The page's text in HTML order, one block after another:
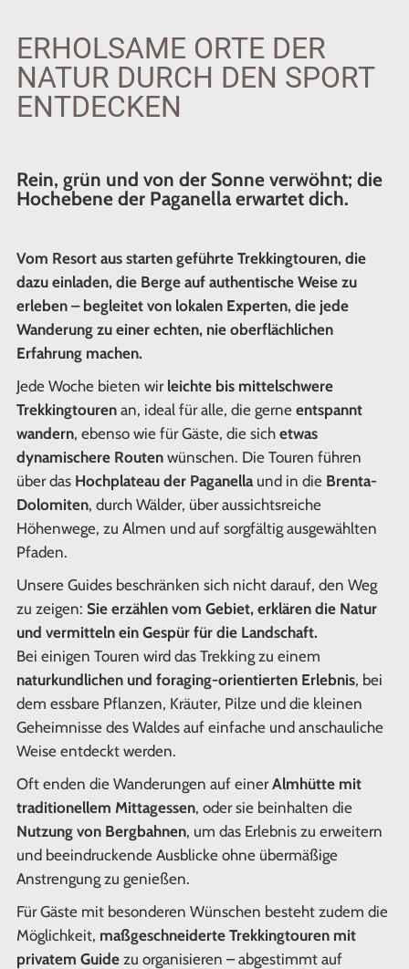
ERHOLSAME ORTE DER
NATUR DURCH DEN SPORT
ENTDECKEN
Rein, grün und von der Sonne verwöhnt; die
Hochebene der Paganella erwartet dich.
Vom Resort aus starten geführte Trekkingtouren, die
dazu einladen, die Berge auf authentische Weise zu
erleben – begleitet von lokalen Experten, die jede
Wanderung zu einer echten, nie oberflächlichen
Erfahrung machen.
Jede Woche bieten wir leichte bis mittelschwere
Trekkingtourenan, ideal für alle, die gerne entspannt
wandern, ebenso wie für Gäste, die sich etwas
dynamischere Routenwünschen. Die Touren führen
über das Hochplateau der Paganellaund in die Brenta-
Dolomiten, durch Wälder, über aussichtsreiche
Höhenwege, zu Almen und auf sorgfältig ausgewählten
Pfaden.
Unsere Guides beschränken sich nicht darauf, den Weg
zu zeigen: Sie erzählen vom Gebiet, erklären die Natur
und vermitteln ein Gespür für die Landschaft.
Bei einigen Touren wird das Trekking zu einem
naturkundlichen und foraging-orientierten Erlebnis, bei
dem essbare Pflanzen, Kräuter, Pilze und die kleinen
Geheimnisse des Waldes auf einfache und anschauliche
Weise entdeckt werden.
Oft enden die Wanderungen auf einerAlmhütte mit
traditionellem Mittagessen, oder sie beinhalten die
Nutzung von Bergbahnen, um das Erlebnis zu erweitern
und beeindruckende Ausblicke ohne übermäßige
Anstrengung zu genießen.
Für Gäste mit besonderen Wünschen besteht zudem die
Möglichkeit, maßgeschneiderte Trekkingtouren mit
privatem Guidezu organisieren – abgestimmt auf